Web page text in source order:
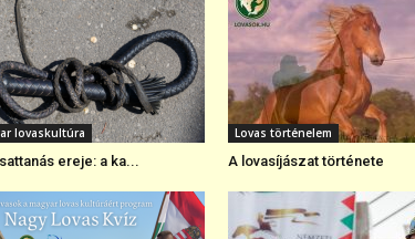
lovaskultúra
ereje: a ka...
Lovas történelem
A lovasíjászat története